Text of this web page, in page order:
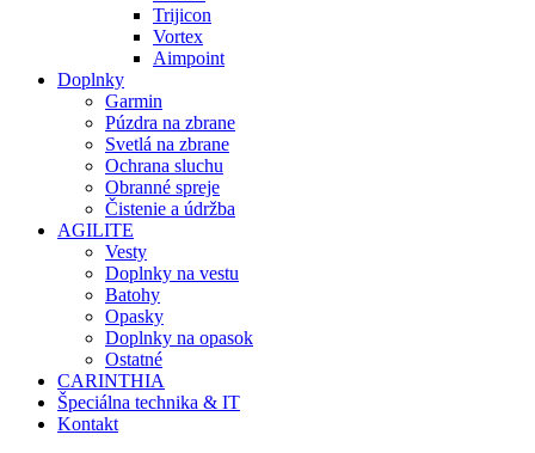
Trijicon
Vortex
Aimpoint
Doplnky
Garmin
Púzdra na zbrane
Svetlá na zbrane
Ochrana sluchu
Obranné spreje
Čistenie a údržba
AGILITE
Vesty
Doplnky na vestu
Batohy
Opasky
Doplnky na opasok
Ostatné
CARINTHIA
Špeciálna technika & IT
Kontakt